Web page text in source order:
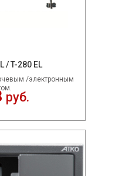
/ T-280 EL
/электронным
руб.